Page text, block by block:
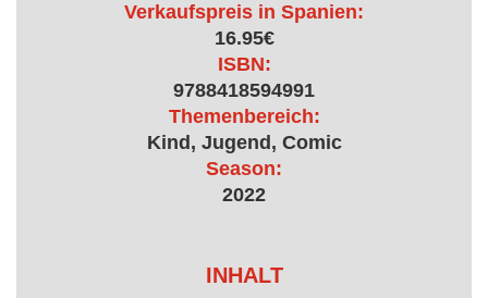
Verkaufspreis in Spanien:
16.95€
ISBN:
9788418594991
Themenbereich:
Kind, Jugend, Comic
Season:
2022
INHALT